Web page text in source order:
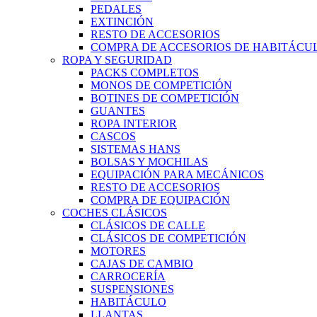
PEDALES
EXTINCIÓN
RESTO DE ACCESORIOS
COMPRA DE ACCESORIOS DE
ROPA Y SEGURIDAD
PACKS COMPLETOS
MONOS DE COMPETICIÓN
BOTINES DE COMPETICIÓN
GUANTES
ROPA INTERIOR
CASCOS
SISTEMAS HANS
BOLSAS Y MOCHILAS
EQUIPACIÓN PARA MECÁNICOS
RESTO DE ACCESORIOS
COMPRA DE EQUIPACIÓN
COCHES CLÁSICOS
CLÁSICOS DE CALLE
CLÁSICOS DE COMPETICIÓN
MOTORES
CAJAS DE CAMBIO
CARROCERÍA
SUSPENSIONES
HABITÁCULO
LLANTAS